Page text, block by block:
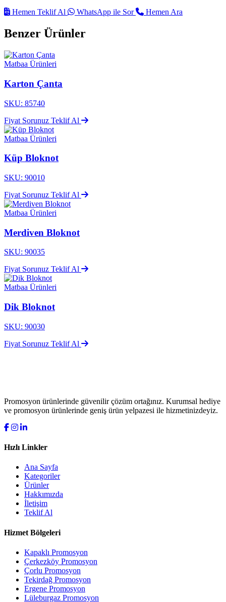
Hemen Teklif Al
WhatsApp ile Sor Hemen Ara
Benzer Ürünler
Matbaa Ürünleri
Karton Çanta
SKU: 85740
Fiyat Sorunuz Teklif Al
Matbaa Ürünleri
Küp Bloknot
SKU: 90010
Fiyat Sorunuz Teklif Al
Matbaa Ürünleri
Merdiven Bloknot
SKU: 90035
Fiyat Sorunuz Teklif Al
Matbaa Ürünleri
Dik Bloknot
SKU: 90030
Fiyat Sorunuz Teklif Al
Promosyon ürünlerinde güvenilir çözüm ortağınız. Kurumsal hediye
ve promosyon ürünlerinde geniş ürün yelpazesi ile hizmetinizdeyiz.
Hızlı Linkler
Ana Sayfa
Kategoriler
Ürünler
Hakkımızda
İletişim
Teklif Al
Hizmet Bölgeleri
Kapaklı Promosyon
Çerkezköy Promosyon
Çorlu Promosyon
Tekirdağ Promosyon
Ergene Promosyon
Lüleburgaz Promosyon